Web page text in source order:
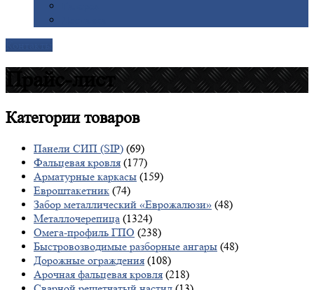
Прайс-лист
Категориитоваров
Панели СИП (SIP) (69)
Фальцевая кровля (177)
Арматурные каркасы (159)
Евроштакетник (74)
Забор металлический «Еврожалюзи» (48)
Металлочерепица (1324)
Омега-профиль ГПО (238)
Быстровозводимые разборные ангары (48)
Дорожные ограждения (108)
Арочная фальцевая кровля (218)